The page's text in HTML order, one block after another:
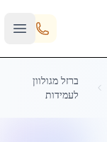
ברזל מגולוון
לעמידות